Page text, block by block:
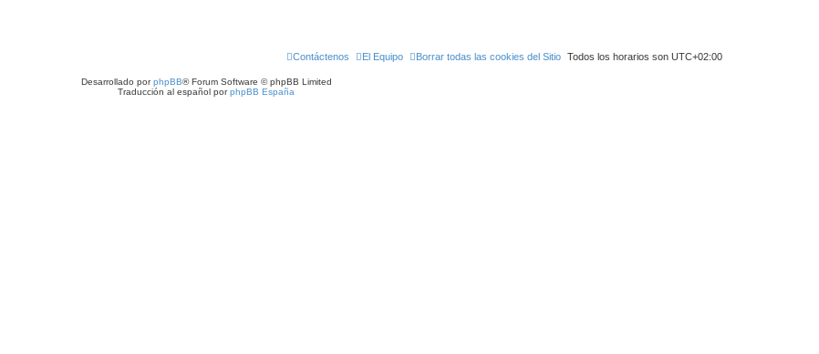
Todos los horarios son UTC+02:00
Borrar todas las cookies del Sitio
El Equipo
Contáctenos
Desarrollado porphpBB® Forum Software © phpBB Limited
Traducción al español porphpBB España